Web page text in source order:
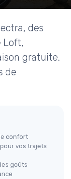
des
Loft,
gratuite.
de
confort
vos trajets
goûts